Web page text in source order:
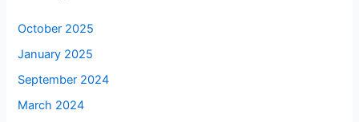
October 2025
January 2025
September 2024
March 2024